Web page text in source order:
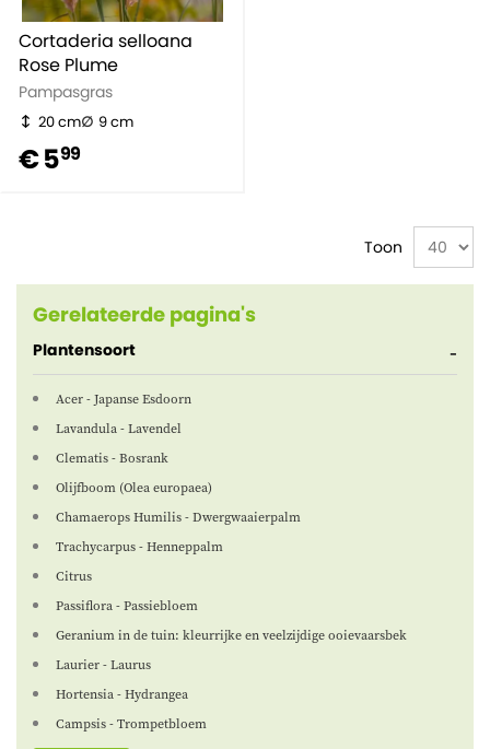
Cortaderia selloana
Rose Plume
Pampasgras
20 cm 9 cm
€ 599
Toon
Gerelateerde pagina's
Plantensoort
Acer - Japanse Esdoorn
Lavandula - Lavendel
Clematis - Bosrank
Olijfboom (Olea europaea)
Chamaerops Humilis - Dwergwaaierpalm
Trachycarpus - Henneppalm
Citrus
Passiflora - Passiebloem
Geranium in de tuin: kleurrijke en veelzijdige ooievaarsbek
Laurier - Laurus
Hortensia - Hydrangea
Campsis - Trompetbloem